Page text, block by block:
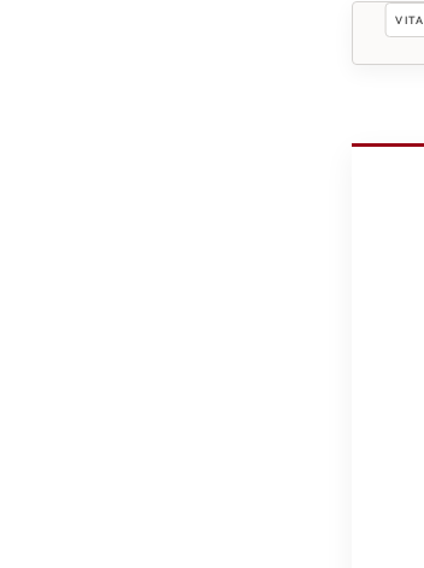
VITA